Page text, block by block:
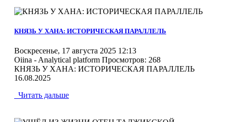
КНЯЗЬ У ХАНА: ИСТОРИЧЕСКАЯ ПАРАЛЛЕЛЬ
Воскресенье, 17 августа 2025 12:13
Oiina - Analytical platform Просмотров: 268
КНЯЗЬ У ХАНА: ИСТОРИЧЕСКАЯ ПАРАЛЛЕЛЬ
16.08.2025
Читать дальше